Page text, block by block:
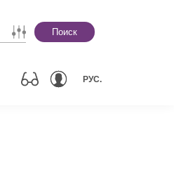
Поиск
РУС.